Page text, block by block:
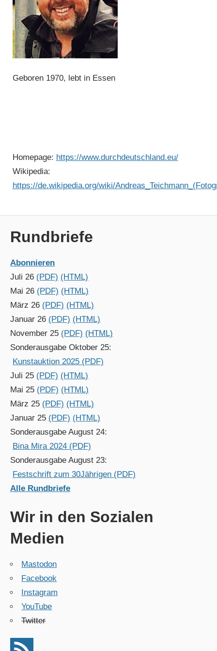
Geboren 1970, lebt in Essen
Homepage: https://www.durchdeutschland.eu/
Wikipedia:
https://de.wikipedia.org/wiki/
Rundbriefe
Abonnieren
Juli 26 (PDF) (HTML)
Mai 26 (PDF) (HTML)
März 26 (PDF) (HTML)
Januar 26 (PDF) (HTML)
November 25 (PDF) (HTML)
Sonderausgabe Oktober 25:
Kunstauktion 2025 (PDF)
Juli 25 (PDF) (HTML)
Mai 25 (PDF) (HTML)
März 25 (PDF) (HTML)
Januar 25 (PDF) (HTML)
Sonderausgabe August 24:
Bina Mira 2024 (PDF)
Sonderausgabe August 23:
Festschrift zum 30Jährigen (PDF)
Alle Rundbriefe
Wir in den Sozialen
Medien
Mastodon
Facebook
Instagram
YouTube
Twitter